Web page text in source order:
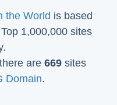
the World is based
1,000,000 sites
are 669 sites
Domain.